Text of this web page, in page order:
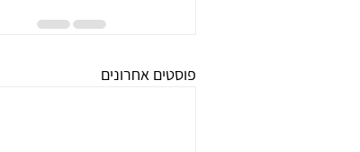
פוסטים אחרונים